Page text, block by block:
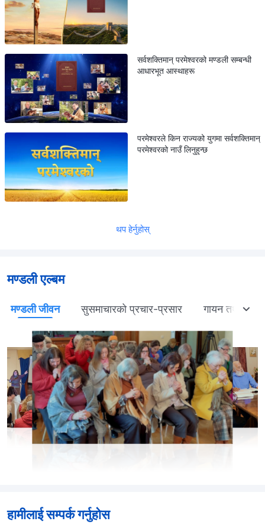
सर्वशक्तिमान् परमेश्वरको मण्डली सम्बन्धी
आधारभूत आस्थाहरू
परमेश्वरले किन राज्यको युगमा सर्वशक्तिमान्
परमेश्वरको नाउँ लिनुहुन्छ
थप हेर्नुहोस्
मण्डली एल्बम
मण्डली जीवन सुसमाचारको प्रचार-प्रसार गायन तथा नृत्य
हामीलाई सम्पर्क गर्नुहोस